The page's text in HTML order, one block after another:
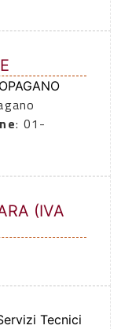
: 01-
(IVA
Tecnici